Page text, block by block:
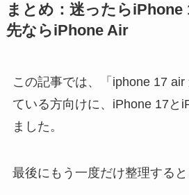
まとめ：迷ったらiPhone
先ならiPhone Air
この記事では、「iphone 17
ている方向けに、iPhone 17と
ました。
最後にもう一度だけ整理すると